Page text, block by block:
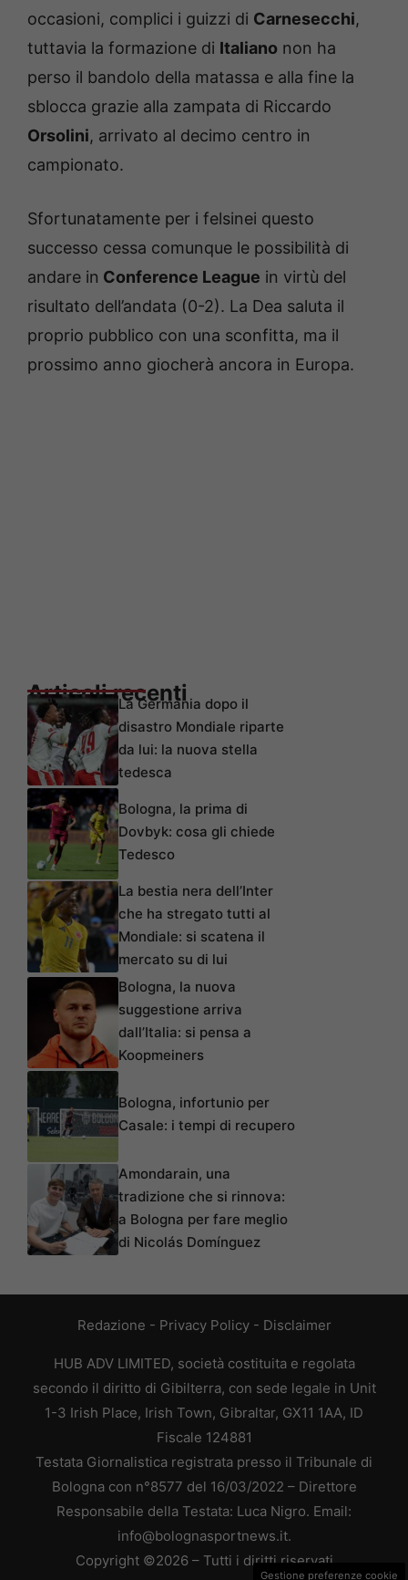
occasioni, complici i guizzi di Carnesecchi,
tuttavia la formazione di Italiano non ha
perso il bandolo della matassa e alla fine la
sblocca grazie alla zampata di Riccardo
Orsolini, arrivato al decimo centro in
campionato.
Sfortunatamente per i felsinei questo
successo cessa comunque le possibilità di
andare in Conference League in virtù del
risultato dell’andata (0-2). La Dea saluta il
proprio pubblico con una sconfitta, ma il
prossimo anno giocherà ancora in Europa.
Articoli recenti
La Germania dopo il
disastro Mondiale riparte
da lui: la nuova stella
tedesca
Bologna, la prima di
Dovbyk: cosa gli chiede
Tedesco
La bestia nera dell’Inter
che ha stregato tutti al
Mondiale: si scatena il
mercato su di lui
Bologna, la nuova
suggestione arriva
dall’Italia: si pensa a
Koopmeiners
Bologna, infortunio per
Casale: i tempi di recupero
Amondarain, una
tradizione che si rinnova:
a Bologna per fare meglio
di Nicolás Domínguez
Redazione - Privacy Policy- Disclaimer
HUB ADV LIMITED, società costituita e regolata
secondo il diritto di Gibilterra, con sede legale in Unit
1-3 Irish Place, Irish Town, Gibraltar, GX11 1AA, ID
Fiscale 124881
Testata Giornalistica registrata presso il Tribunale di
Bologna con n°8577 del 16/03/2022 – Direttore
Responsabile della Testata: Luca Nigro. Email:
info@bolognasportnews.it.
Copyright ©2026 – Tutti i diritti riservati
Gestione preferenze cookie